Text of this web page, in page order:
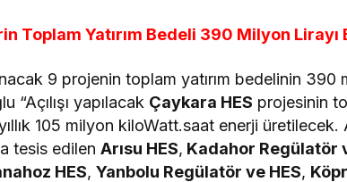
Toplam Yatırım Bedeli 390 Milyon Lirayı
9 projenin toplam yatırım bedelinin 390
yapılacak Çaykara HES projesinin
105 milyon kiloWatt.saat enerji üretilecek.
tesis edilenArısu HES, Kadahor Regülatör
HES,Yanbolu Regülatör ve HES,